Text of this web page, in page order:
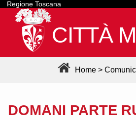
Regione Toscana
CITTÀ
Home >
DOMANI PARTE